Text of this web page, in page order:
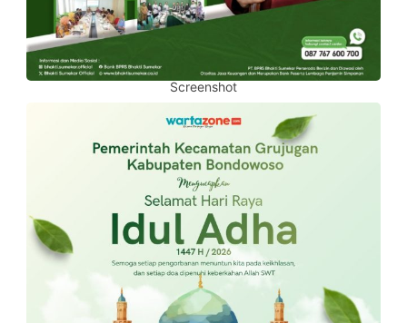
Screenshot